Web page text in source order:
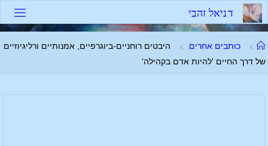
דניאל זהבי
כותבים אחרים
היבטים רוחניים-ביוגרפיים, אמנותיים ורליגיוזיים
של דרך החיים 'להיות אדם בקהילה'